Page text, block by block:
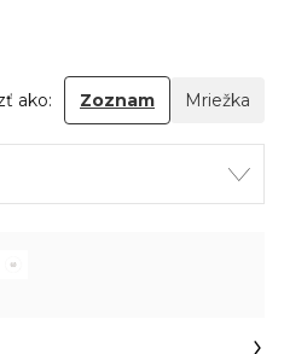
ako: Zoznam Mriežka